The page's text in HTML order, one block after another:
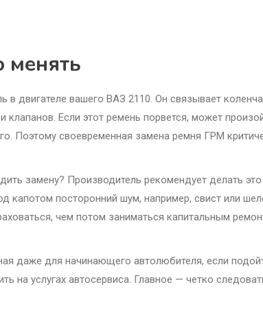
менять
двигателе вашего ВАЗ 2110. Он связывает
Если этот ремень порвется, может
Поэтому своевременная замена ремня ГРМ
замену? Производитель рекомендует делать это
посторонний шум, например, свист или
чем потом заниматься капитальным
даже для начинающего автолюбителя, если
на услугах автосервиса. Главное — четко